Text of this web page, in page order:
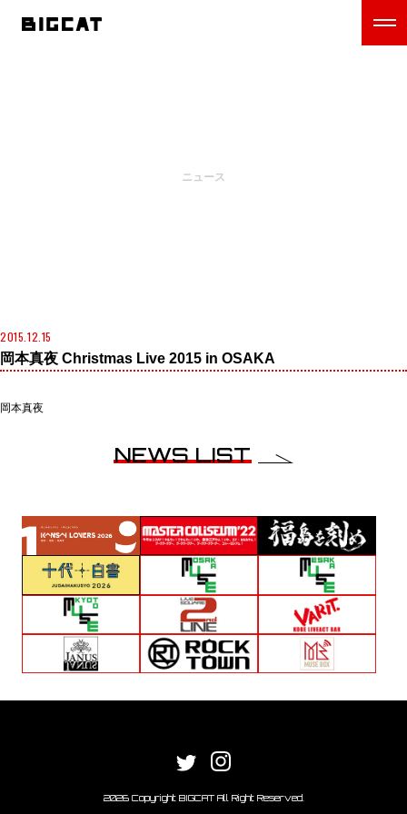
ニュース
2015.12.15
岡本真夜 Christmas Live 2015 in OSAKA
岡本真夜
NEWS LIST
2026 Copyright BIGCAT All Right Reserved.